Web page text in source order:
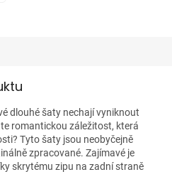
dlouhé šaty nechají vyniknout
romantickou záležitost, která
Tyto šaty jsou neobyčejně
zpracované. Zajímavé je
skrytému zipu na zadní straně